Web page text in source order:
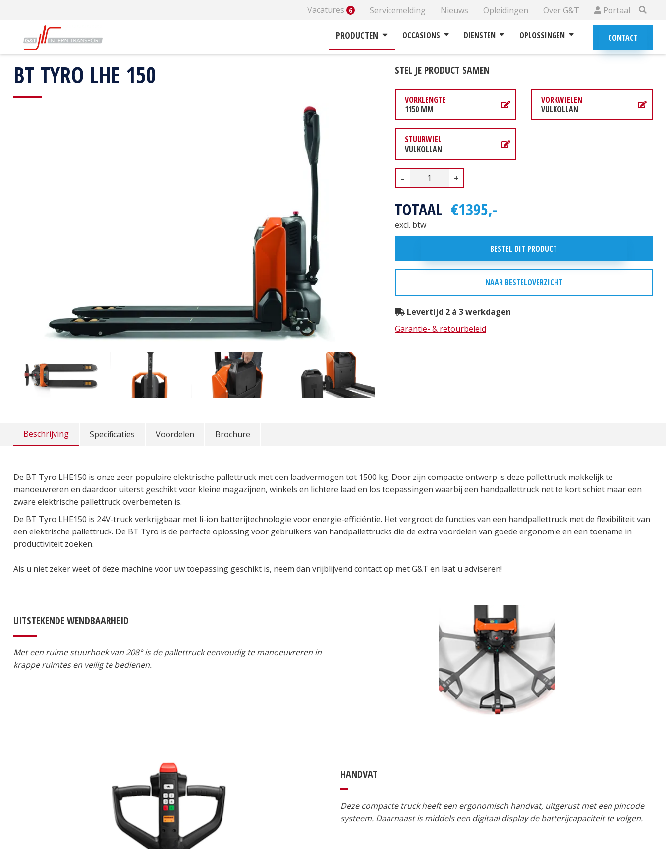
Vacatures 6 Servicemelding Nieuws Opleidingen Over G&T Portaal
PRODUCTEN OCCASIONS DIENSTEN OPLOSSINGEN CONTACT
BT TYRO LHE 150 STEL JE PRODUCT SAMEN
VORKLENGTE
1150 MM
VORKWIELEN
VULKOLLAN
STUURWIEL
VULKOLLAN
– +
TOTAAL €1395,-
excl. btw
BESTEL DIT PRODUCT
NAAR BESTELOVERZICHT
Levertijd 2 á 3 werkdagen
Garantie- & retourbeleid
Beschrijving Specificaties Voordelen Brochure
De BT Tyro LHE150 is onze zeer populaire elektrische pallettruck met een laadvermogen tot 1500 kg. Door zijn compacte ontwerp is deze pallettruck makkelijk te
manoeuvreren en daardoor uiterst geschikt voor kleine magazijnen, winkels en lichtere laad en los toepassingen waarbij een handpallettruck net te kort schiet maar een
zware elektrische pallettruck overbemeten is.
De BT Tyro LHE150 is 24V-truck verkrijgbaar met li-ion batterijtechnologie voor energie-efficiëntie. Het vergroot de functies van een handpallettruck met de flexibiliteit van
een elektrische pallettruck. De BT Tyro is de perfecte oplossing voor gebruikers van handpallettrucks die de extra voordelen van goede ergonomie en een toename in
productiviteit zoeken.
Als u niet zeker weet of deze machine voor uw toepassing geschikt is, neem dan vrijblijvend contact op met G&T en laat u adviseren!
UITSTEKENDE WENDBAARHEID
Met een ruime stuurhoek van 208° is de pallettruck eenvoudig te manoeuvreren in
krappe ruimtes en veilig te bedienen.
HANDVAT
Deze compacte truck heeft een ergonomisch handvat, uitgerust met een pincode
systeem. Daarnaast is middels een digitaal display de batterijcapaciteit te volgen.